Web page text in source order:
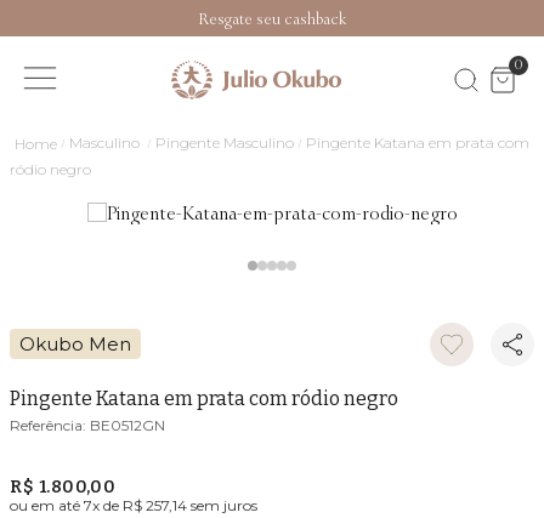
Resgate seu cashback
0
Masculino Pingente Masculino
Pingente Katana em prata com
ródio negro
Okubo Men
Pingente Katana em prata com ródio negro
BE0512GN
R$ 1.800,00
ou em até 7x de R$ 257,14 sem juros